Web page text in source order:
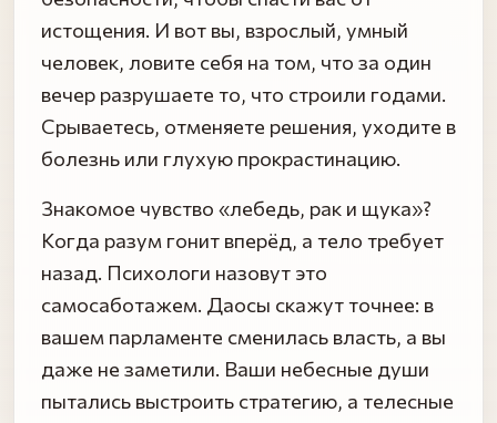
истощения. И вот вы, взрослый, умный
человек, ловите себя на том, что за один
вечер разрушаете то, что строили годами.
Срываетесь, отменяете решения, уходите в
болезнь или глухую прокрастинацию.
Знакомое чувство «лебедь, рак и щука»?
Когда разум гонит вперёд, а тело требует
назад. Психологи назовут это
самосаботажем. Даосы скажут точнее: в
вашем парламенте сменилась власть, а вы
даже не заметили. Ваши небесные души
пытались выстроить стратегию, а телесные